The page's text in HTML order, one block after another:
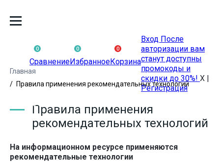
0
Сравнение
0
Избранное
0
Корзина
Вход После
авторизации вам
станут доступны
промокоды и
скидки до 30%! X |
Регистрация
Главная
Правила применения рекомендательных технологий
Правила применения
рекомендательных технологий
На информационном ресурсе применяются
рекомендательные технологии